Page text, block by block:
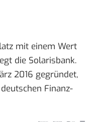
mit einem Wert
die Solarisbank.
2016 gegründet,
Finanz-